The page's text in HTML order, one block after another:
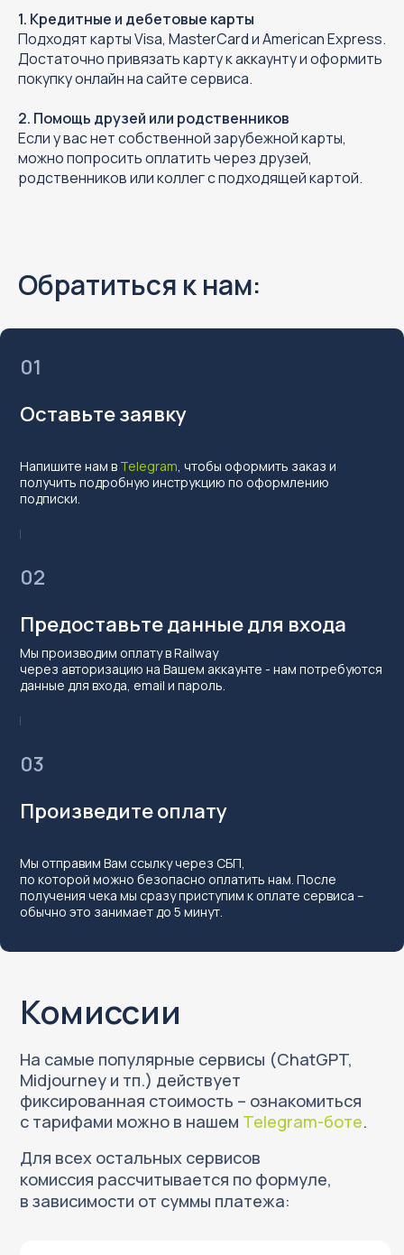
1. Кредитные и дебетовые карты
Подходят карты Visa, MasterCard и American Express.
Достаточно привязать карту к аккаунту и оформить
покупку онлайн на сайте сервиса.
2. Помощь друзей или родственников
Если у вас нет собственной зарубежной карты,
можно попросить оплатить через друзей,
родственников или коллег с подходящей картой.
Обратиться к нам:
01
Оставьте заявку
Напишите нам в Telegram, чтобы оформить заказ и
получить подробную инструкцию по оформлению
подписки.
02
Предоставьте данные для входа
Мы производим оплату в Railway
через авторизацию на Вашем аккаунте - нам потребуются
данные для входа, email и пароль.
03
Произведите оплату
Мы отправим Вам ссылку через СБП,
по которой можно безопасно оплатить нам. После
получения чека мы сразу приступим к оплате сервиса –
обычно это занимает до 5 минут.
Комиссии
270 руб.
При оплате менее,
чем на 10.000 рублей
При оплате менее,
чем на 20.000 рублей
7%
При оплате
авиабилетов и
бронирований
9%
Для всех остальных сервисов
в зависимости от суммы платежа:
ВСЕ СЕРВИСЫ